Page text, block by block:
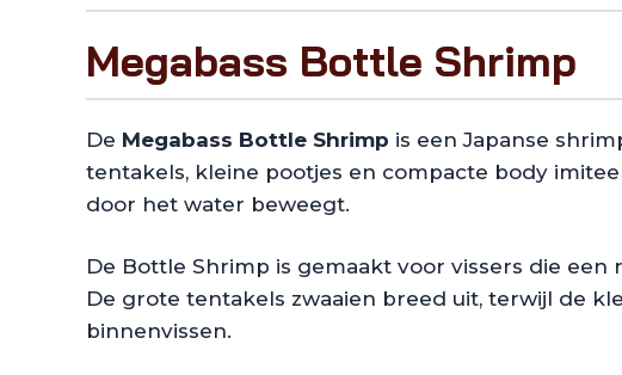
Megabass Bottle Shrimp
De Megabass Bottle Shrimp is een Japanse
tentakels, kleine pootjes en compacte body
door het water beweegt.
De Bottle Shrimp is gemaakt voor vissers die
De grote tentakels zwaaien breed uit, terwijl de
binnenvissen.